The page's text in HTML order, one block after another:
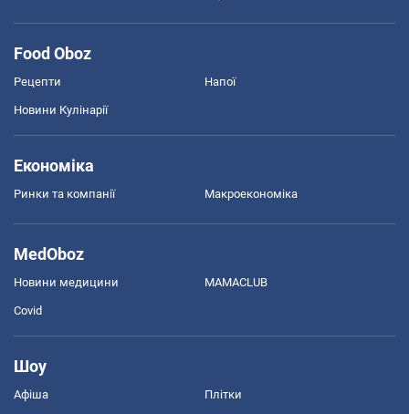
Food Oboz
Рецепти Напої
Новини Кулінарії
Економіка
Ринки та компанії Макроекономіка
MedOboz
Новини медицини MAMACLUB
Covid
Шоу
Афіша Плітки